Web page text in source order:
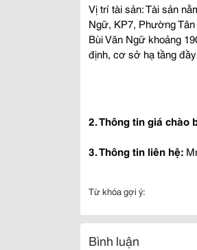
Vị trí tài sản: Tài sản
Ngữ, KP7, Phường
Bùi Văn Ngữ khoảng
định, cơ sở hạ tầng
2. Thông tin giá chào
3. Thông tin liên hệ:
Từ khóa gợi ý:
Bình luận